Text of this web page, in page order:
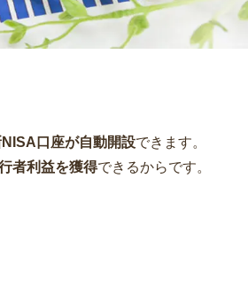
NISA口座が自動開設できます。
者利益を獲得できるからです。